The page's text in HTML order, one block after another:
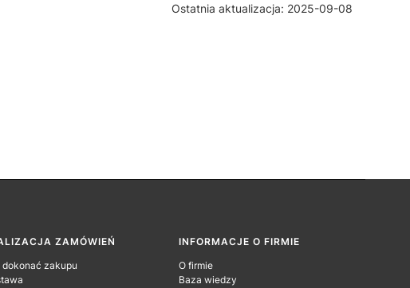
Ostatnia aktualizacja: 2025-09-08
ZAMÓWIEŃ
zakupu
INFORMACJE O FIRMIE
O firmie
Baza wiedzy